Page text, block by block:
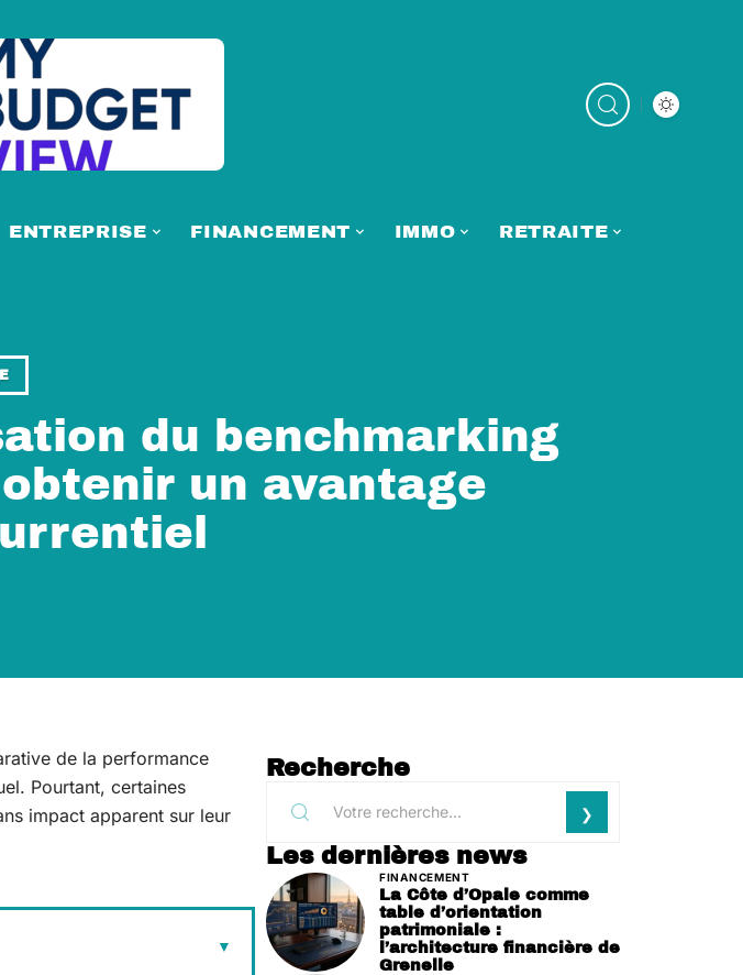
ENTREPRISE FINANCEMENT IMMO RETRAITE
du benchmarking
un avantage
de la performance
Pourtant, certaines
impact apparent sur leur
Recherche
Les dernières news
FINANCEMENT
La Côte d’Opale comme
table d’orientation
patrimoniale :
l’architecture financière de
Grenelle